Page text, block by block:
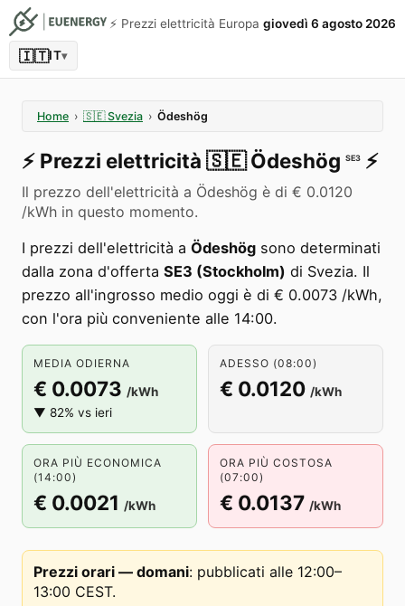
⚡️ Prezzi elettricità Europa giovedì 6 agosto 2026
🇮🇹IT▾
Home › 🇸🇪 Svezia › Ödeshög
⚡️ Prezzi elettricità 🇸🇪 Ödeshög SE3 ⚡️
Il prezzo dell'elettricità a Ödeshög è di € 0.0120
/kWh in questo momento.
I prezzi dell'elettricità a Ödeshög sono determinati
dalla zona d'offerta SE3 (Stockholm) di Svezia. Il
prezzo all'ingrosso medio oggi è di € 0.0073 /kWh,
con l'ora più conveniente alle 14:00.
MEDIA ODIERNA
€ 0.0073 /kWh
▼ 82% vs ieri
ADESSO (08:00)
€ 0.0120 /kWh
ORA PIÙ ECONOMICA
(14:00)
€ 0.0021 /kWh
ORA PIÙ COSTOSA
(07:00)
€ 0.0137 /kWh
Prezzi orari — domani: pubblicati alle 12:00–
13:00 CEST.